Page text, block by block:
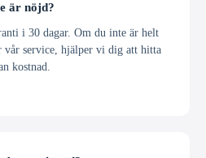
är nöjd?
i 30 dagar. Om du inte är helt
vår service, hjälper vi dig att hitta
kostnad.